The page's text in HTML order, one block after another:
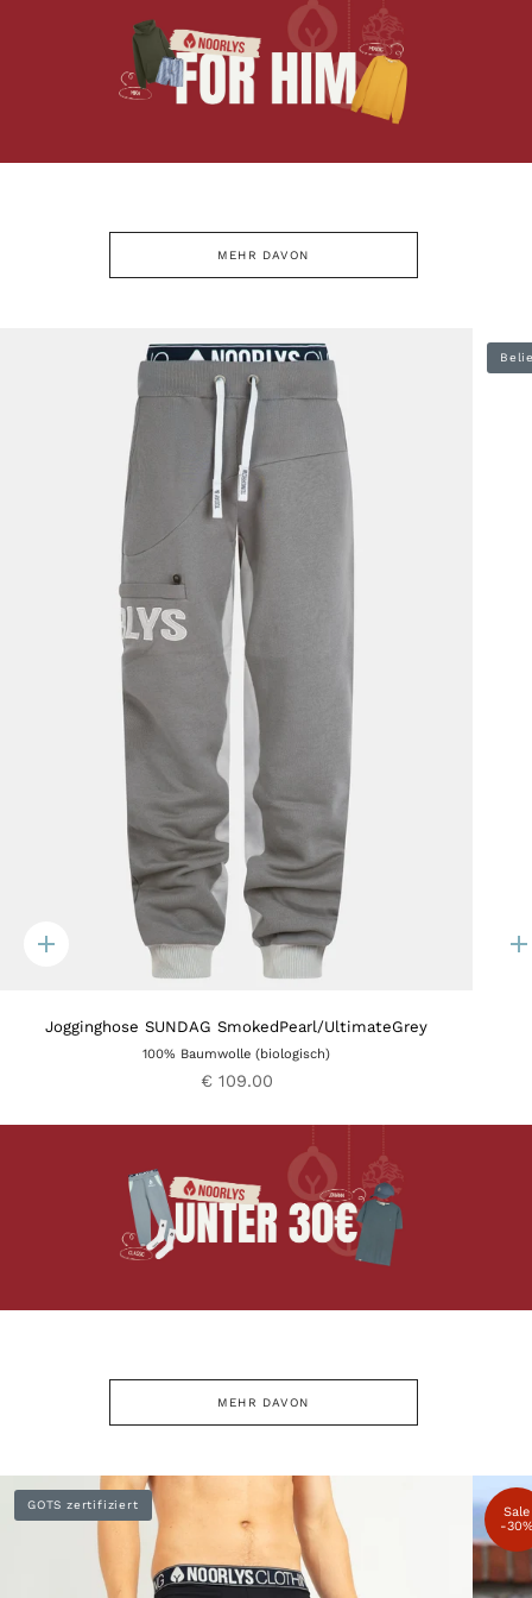
MEHR DAVON
Quick
Jogginghose SUNDAG SmokedPearl/UltimateGrey
100% Baumwolle (biologisch)
€ 109.00
MEHR DAVON
GOTS zertifiziert
Sale
-30%